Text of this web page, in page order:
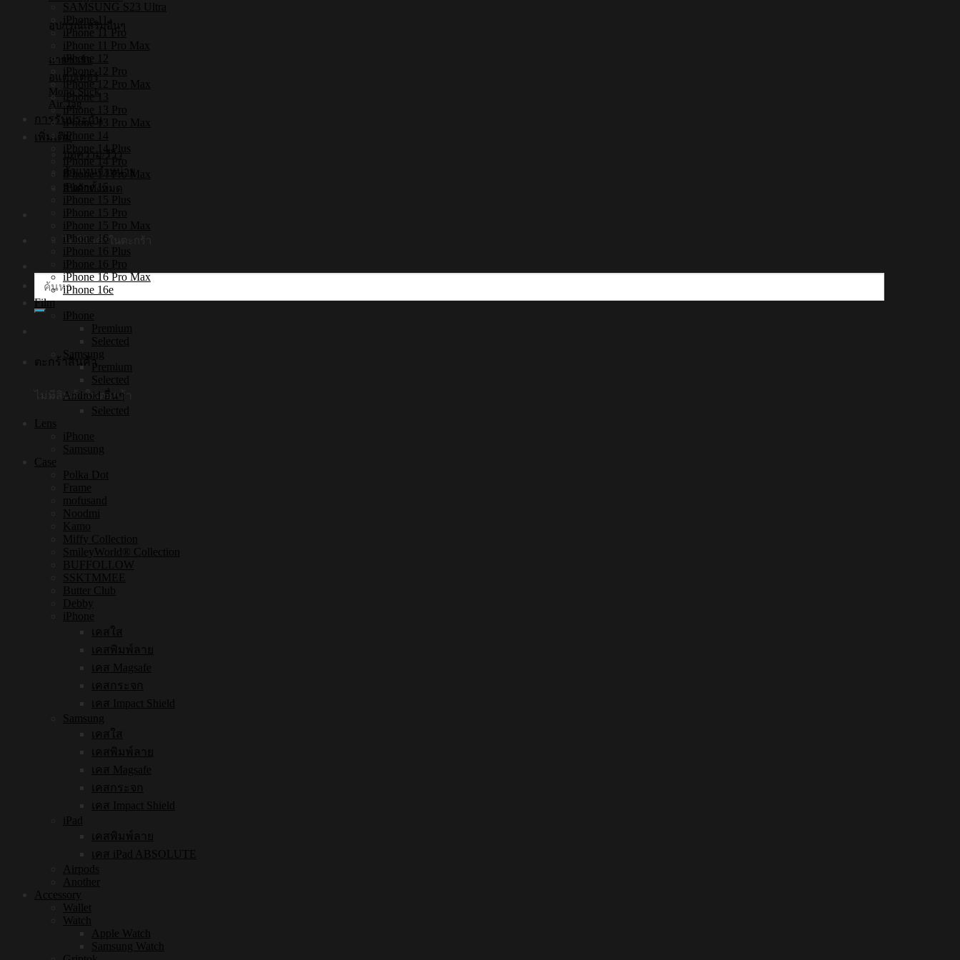
อุปกรณ์เสริมอื่นๆ
สายชาร์จ
อแดปเตอร์
Mono Stick
Air Tag
การรับประกัน
เพิ่มเติม
บทความ/รีวิว
ตัวแทนจำหน่าย
สินค้าทั้งหมด
ไม่มีสินค้าในตะกร้า
ค้นหา:
ตะกร้าสินค้า
ไม่มีสินค้าในตะกร้า
SAMSUNG S23 Ultra
iPhone 11
iPhone 11 Pro
iPhone 11 Pro Max
iPhone 12
iPhone 12 Pro
iPhone 12 Pro Max
iPhone 13
iPhone 13 Pro
iPhone 13 Pro Max
iPhone 14
iPhone 14 Plus
iPhone 14 Pro
iPhone 14 Pro Max
iPhone 15
iPhone 15 Plus
iPhone 15 Pro
iPhone 15 Pro Max
iPhone 16
iPhone 16 Plus
iPhone 16 Pro
iPhone 16 Pro Max
iPhone 16e
Film
iPhone
Premium
Selected
Samsung
Premium
Selected
Android อื่นๆ
Selected
Lens
iPhone
Samsung
Case
Polka Dot
Frame
mofusand
Noodmi
Kamo
Miffy Collection
SmileyWorld® Collection
BUFFOLLOW
SSKTMMEE
Butter Club
Debby
iPhone
เคสใส
เคสพิมพ์ลาย
เคส Magsafe
เคสกระจก
เคส Impact Shield
Samsung
เคสใส
เคสพิมพ์ลาย
เคส Magsafe
เคสกระจก
เคส Impact Shield
iPad
เคสพิมพ์ลาย
เคส iPad ABSOLUTE
Airpods
Another
Accessory
Wallet
Watch
Apple Watch
Samsung Watch